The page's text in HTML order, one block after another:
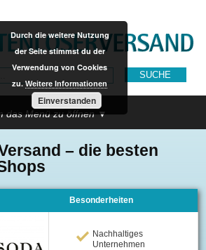
das Menü zu öffnen ▼
– die besten
Besonderheiten
Nachhaltiges
Unternehmen
Durch die weitere Nutzung
der Seite stimmst du der
Verwendung von Cookies
zu.Weitere Informationen
Einverstanden